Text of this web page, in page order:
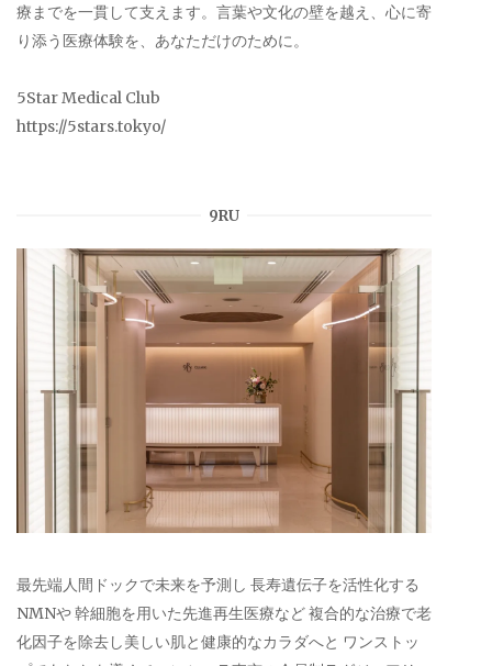
療までを一貫して支えます。言葉や文化の壁を越え、心に寄
り添う医療体験を、あなただけのために。
5Star Medical Club
https://5stars.tokyo/
9RU
最先端人間ドックで未来を予測し 長寿遺伝子を活性化する
NMNや 幹細胞を用いた先進再生医療など 複合的な治療で老
化因子を除去し美しい肌と健康的なカラダへと ワンストッ